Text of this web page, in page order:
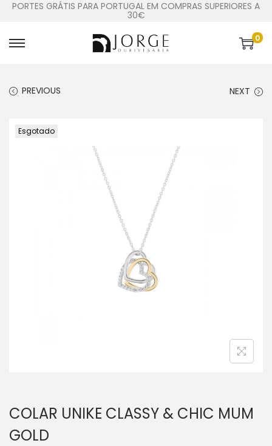
PORTES GRÁTIS PARA PORTUGAL EM COMPRAS SUPERIORES A
30€
0
PREVIOUS NEXT
Esgotado
COLAR UNIKE CLASSY & CHIC MUM
GOLD